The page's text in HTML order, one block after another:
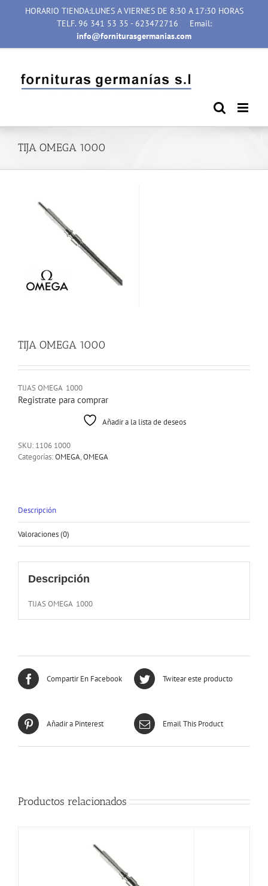
HORARIO TIENDA:LUNES A VIERNES DE 8:30 A 17:30 HORAS
TELF. 96 341 53 35 - 623472716
Email:
info@forniturasgermanias.com
TIJA OMEGA 1000
TIJA OMEGA 1000
TIJAS OMEGA 1000
Registrate para comprar
Añadir a la lista de deseos
SKU: 1106 1000
Categorías:OMEGA,OMEGA
Descripción
Valoraciones (0)
Descripción
TIJAS OMEGA 1000
Compartir En Facebook Twitear este producto
Añadir a Pinterest Email This Product
Productos relacionados